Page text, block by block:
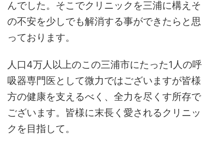
んでした。そこでクリニックを三浦に構えそ
の不安を少しでも解消する事ができたらと思
っております。
人口4万人以上のこの三浦市にたった1人の呼
吸器専門医として微力ではございますが皆様
方の健康を支えるべく、全力を尽くす所存で
ございます。皆様に末長く愛されるクリニッ
クを目指して。